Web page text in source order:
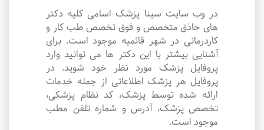
در وب سایت سینا پزشک اسامی کلیه دکتر
های حاذق متخصص و فوق تخصص طب کار و
کاردرمانی در شهر قائمیه موجود است. برای
آشنایی بیشتر با این دکتر ها می توانید وارد
پروفایل پزشک مورد نظر خود شوید. در
پروفایل هر پزشک اطلاعاتی از جمله خدمات
ارائه شده توسط پزشک، کد نظام پزشکی،
تخصص پزشک، آدرس و شماره تلفن مطب
موجود است.